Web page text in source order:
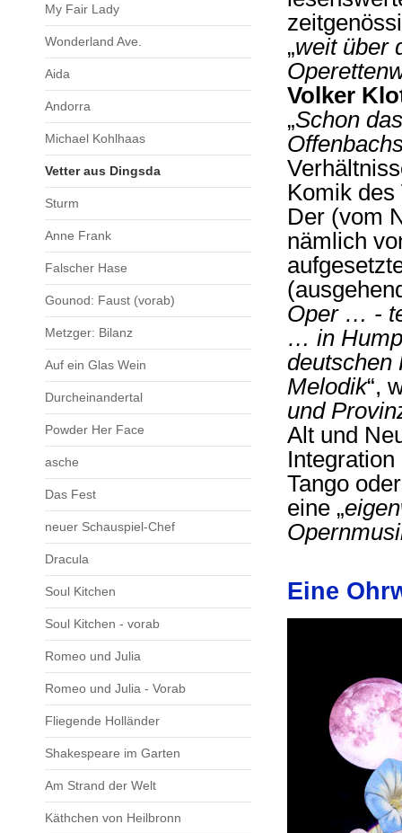
My Fair Lady
Wonderland Ave.
Aida
Andorra
Michael Kohlhaas
Vetter aus Dingsda
Sturm
Anne Frank
Falscher Hase
Gounod: Faust (vorab)
Metzger: Bilanz
Auf ein Glas Wein
Durcheinandertal
Powder Her Face
asche
Das Fest
neuer Schauspiel-Chef
Dracula
Soul Kitchen
Soul Kitchen - vorab
Romeo und Julia
Romeo und Julia - Vorab
Fliegende Holländer
Shakespeare im Garten
Am Strand der Welt
Käthchen von Heilbronn
„weit über
Volker
„Schon
Komik
Der (vom
nämlich
Oper … -
… in
deutschen
Melodik“,
und
Alt und
Tango
eine „
Eine